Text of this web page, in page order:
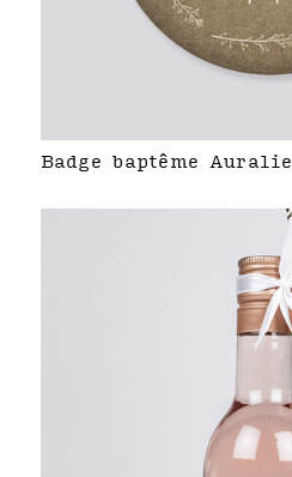
Badge baptême Auralie